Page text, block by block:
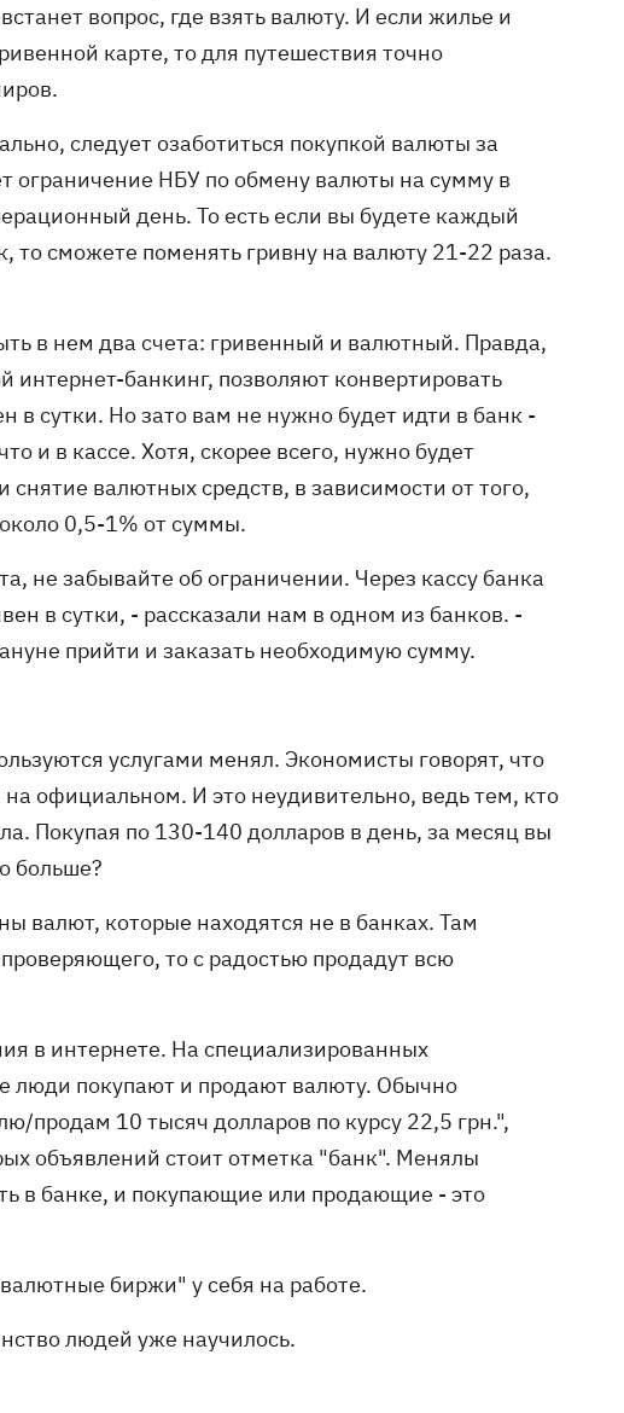
вопрос, где взять валюту. И если жилье и
карте, то для путешествия точно
следует озаботиться покупкой валюты за
ограничение НБУ по обмену валюты на сумму в
день. То есть если вы будете каждый
то сможете поменять гривну на валюту 21-22 раза.
в нем два счета: гривенный и валютный. Правда,
банкинг, позволяют конвертировать
в сутки. Но зато вам не нужно будет идти в банк -
и в кассе. Хотя, скорее всего, нужно будет
валютных средств, в зависимости от того,
0,5-1% от суммы.
не забывайте об ограничении. Через кассу банка
в сутки, - рассказали нам в одном из банков. -
прийти и заказать необходимую сумму.
услугами менял. Экономисты говорят, что
официальном. И это неудивительно, ведь тем, кто
Покупая по 130-140 долларов в день, за месяц вы
больше?
валют, которые находятся не в банках. Там
то с радостью продадут всю
в интернете. На специализированных
люди покупают и продают валюту. Обычно
продам 10 тысяч долларов по курсу 22,5 грн.",
объявлений стоит отметка "банк". Менялы
в банке, и покупающие или продающие - это
биржи" у себя на работе.
людей уже научилось.